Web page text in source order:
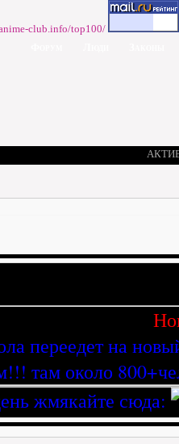
переедет на
там около
жмякайте сюда: